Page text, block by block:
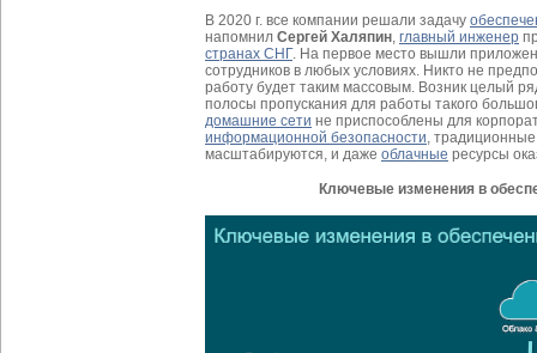
В 2020 г. все компании решали задачу
напомнил Сергей Халяпин, главный инженер
странах СНГ. На первое место вышли
сотрудников в любых условиях. Никто не
работу будет таким массовым. Возник целый
полосы пропускания для работы такого
домашние сети не приспособлены для
информационной безопасности,
масштабируются, и даже облачные ресурсы
Ключевые изменения в